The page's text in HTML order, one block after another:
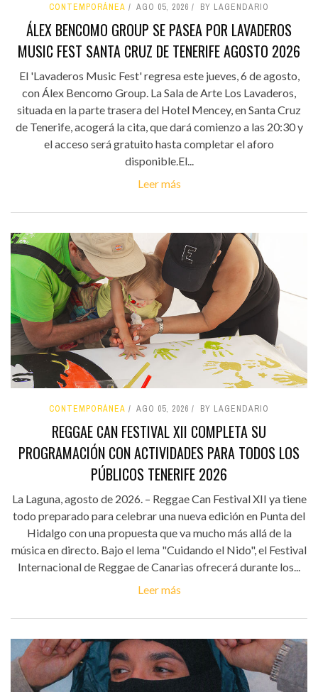
CONTEMPORÁNEA AGO 05, 2026 BY LAGENDARIO
ÁLEX BENCOMO GROUP SE PASEA POR LAVADEROS
MUSIC FEST SANTA CRUZ DE TENERIFE AGOSTO 2026
El 'Lavaderos Music Fest' regresa este jueves, 6 de agosto,
con Álex Bencomo Group. La Sala de Arte Los Lavaderos,
situada en la parte trasera del Hotel Mencey, en Santa Cruz
de Tenerife, acogerá la cita, que dará comienzo a las 20:30 y
el acceso será gratuito hasta completar el aforo
disponible.El...
Leer más
CONTEMPORÁNEA AGO 05, 2026 BY LAGENDARIO
REGGAE CAN FESTIVAL XII COMPLETA SU
PROGRAMACIÓN CON ACTIVIDADES PARA TODOS LOS
PÚBLICOS TENERIFE 2026
La Laguna, agosto de 2026. – Reggae Can Festival XII ya tiene
todo preparado para celebrar una nueva edición en Punta del
Hidalgo con una propuesta que va mucho más allá de la
música en directo. Bajo el lema "Cuidando el Nido", el Festival
Internacional de Reggae de Canarias ofrecerá durante los...
Leer más